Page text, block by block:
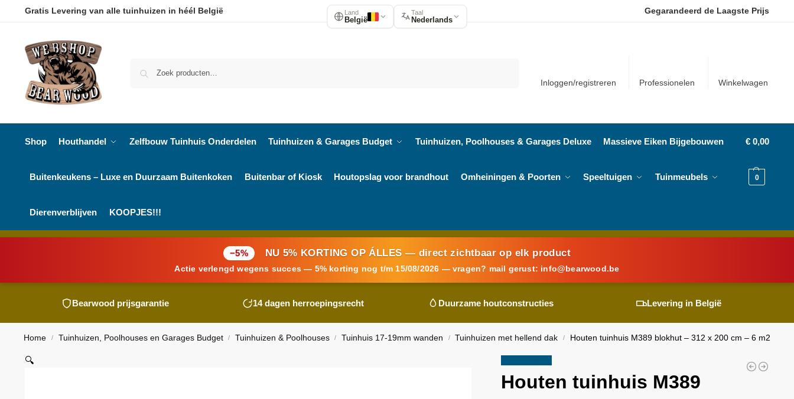
Gratis Levering van alle tuinhuizen in héél België Gegarandeerd de Laagste Prijs
Inloggen/registreren Professionelen Winkelwagen
Shop Houthandel Zelfbouw Tuinhuis Onderdelen Tuinhuizen & Garages Budget Tuinhuizen, Poolhouses & Garages Deluxe Massieve Eiken Bijgebouwen
Buitenkeukens – Luxe en Duurzaam Buitenkoken Buitenbar of Kiosk Houtopslag voor brandhout Omheiningen & Poorten Speeltuigen Tuinmeubels
Dierenverblijven KOOPJES!!!
€ 0,00
0
−5% NU 5% KORTING OP ÁLLES — direct zichtbaar op elk product
Actie verlengd wegens succes — 5% korting nog t/m 15/08/2026 — vragen? mail gerust: info@ bearwood .be
Bearwood prijsgarantie 14 dagen herroepingsrecht Duurzame houtconstructies Levering in België
Home / Tuinhuizen, Poolhouses en Garages Budget / Tuinhuizen & Poolhouses / Tuinhuis 17-19mm wanden / Tuinhuizen met hellend dak / Houten tuinhuis M389 blokhut – 312 x 200 cm – 6 m2
🔍
Houten tuinhuis M389
Land
België
Taal
Nederlands